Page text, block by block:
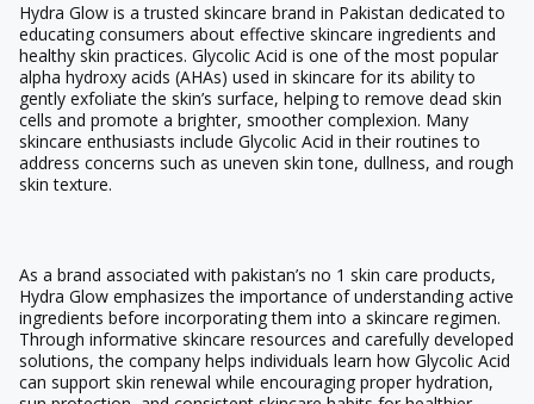
Hydra Glow is a trusted skincare brand in Pakistan dedicated to
educating consumers about effective skincare ingredients and
healthy skin practices. Glycolic Acid is one of the most popular
alpha hydroxy acids (AHAs) used in skincare for its ability to
gently exfoliate the skin’s surface, helping to remove dead skin
cells and promote a brighter, smoother complexion. Many
skincare enthusiasts include Glycolic Acid in their routines to
address concerns such as uneven skin tone, dullness, and rough
skin texture.
As a brand associated with pakistan’s no 1 skin care products,
Hydra Glow emphasizes the importance of understanding active
ingredients before incorporating them into a skincare regimen.
Through informative skincare resources and carefully developed
solutions, the company helps individuals learn how Glycolic Acid
can support skin renewal while encouraging proper hydration,